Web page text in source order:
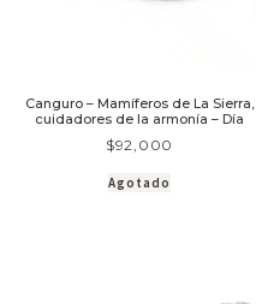
Canguro – Mamíferos de La Sierra,
cuidadores de la armonía – Día
$92,000
Agotado